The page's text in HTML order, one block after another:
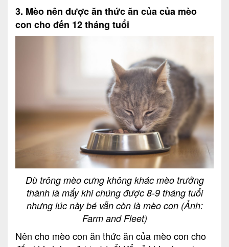
3. Mèo nên được ăn thức ăn của của mèo
con cho đến 12 tháng tuổi
Dù trông mèo cưng không khác mèo trưởng
thành là mấy khi chúng được 8-9 tháng tuổi
nhưng lúc này bé vẫn còn là mèo con (Ảnh:
Farm and Fleet)
Nên cho mèo con ăn thức ăn của mèo con cho